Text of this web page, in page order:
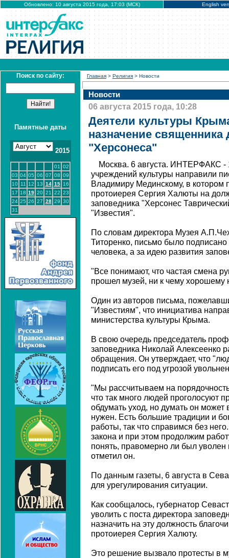
Обновлено: 10 августа 2015 года, 17:03 (МСК) English
Поиск по сайту:
Памятные даты
2015
01
02
03 04 05 06 07 08 09
10
11 12 13 14 15 16
17 18 19 20 21 22 23
24 25 26 27 28 29 30
31
Главная > Религия > Новости
Новости
06 августа 2015 года, 10:28
Деятели культуры
назначение священника
"Херсонеса"
Москва. 6 августа. ИНТЕРФАКС -
учреждений культуры направили
Владимиру Мединскому, в котором
протоиерея Сергия Халюты на
заповедника "Херсонес
"Известия".
По словам директора Музея
Титоренко, письмо было подписано
человека, а за идею развития
"Все понимают, что частая смена
прошел музей, ни к чему хорошему
Один из авторов письма,
"Известиям", что инициатива
министерства культуры Крыма.
В свою очередь председатель
заповедника Николай Алексеенко
обращения. Он утверждает, что
подписать его под угрозой
"Мы рассчитываем на
что так много людей проголосуют
обдумать уход, но думать он
нужен. Есть большие традиции и
работы, так что справимся без
закона и при этом продолжим
понять, правомерно ли был
отметил он.
По данным газеты, 6 августа в
для урегулирования ситуации.
Как сообщалось, губернатор
уволить с поста директора
назначить на эту должность
протоиерея Сергия Халюту.
Это решение вызвало протесты в